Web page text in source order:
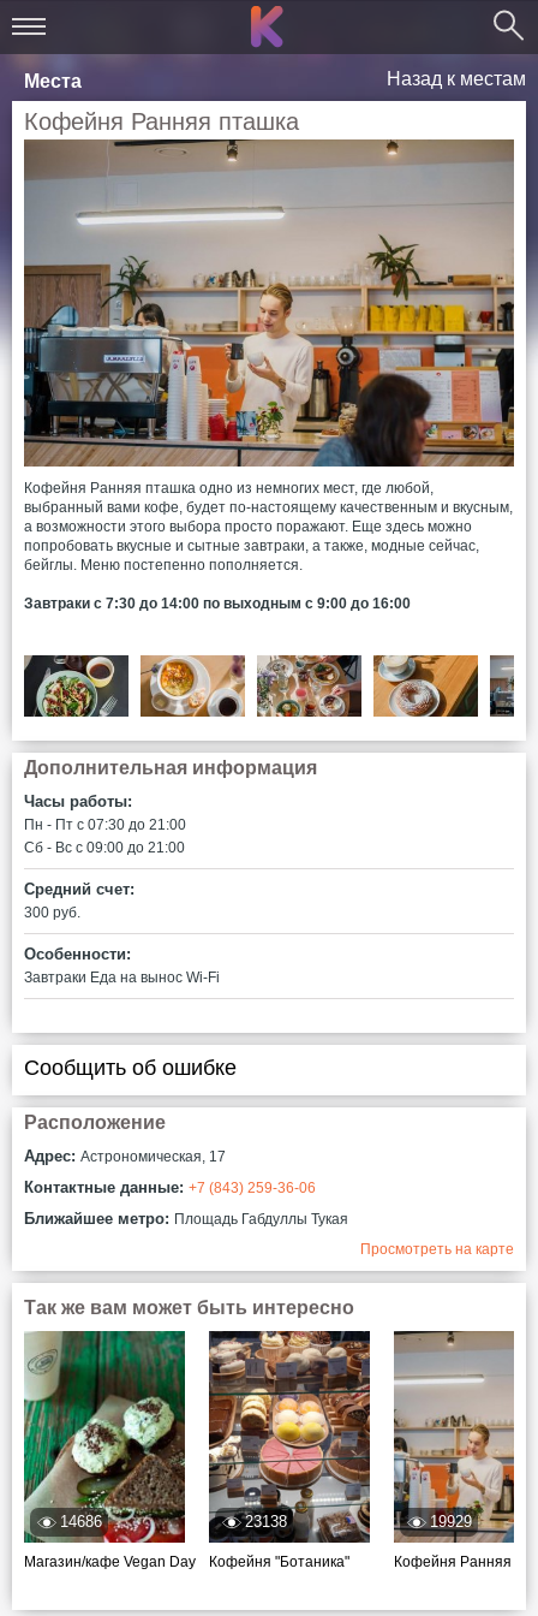
Места Назад к местам
Кофейня Ранняя пташка
Кофейня Ранняя пташка одно из немногих мест, где любой,
выбранный вами кофе, будет по-настоящему качественным и вкусным,
а возможности этого выбора просто поражают. Еще здесь можно
попробовать вкусные и сытные завтраки, а также, модные сейчас,
бейглы. Меню постепенно пополняется.
Завтраки с 7:30 до 14:00 по выходным с 9:00 до 16:00
Дополнительная информация
Часы работы:
Пн - Пт c 07:30 до 21:00
Сб - Вс c 09:00 до 21:00
Средний счет:
300 руб.
Особенности:
Завтраки Еда на вынос Wi-Fi
Сообщить об ошибке
Расположение
Адрес: ​Астрономическая, 17
Контактные данные: +7 (843) 259-36-06
Ближайшее метро: Площадь Габдуллы Тукая
Просмотреть на карте
Так же вам может быть интересно
14686
Магазин/кафе Vegan Day
23138
Кофейня "Ботаника"
19929
Кофейня Ранняя